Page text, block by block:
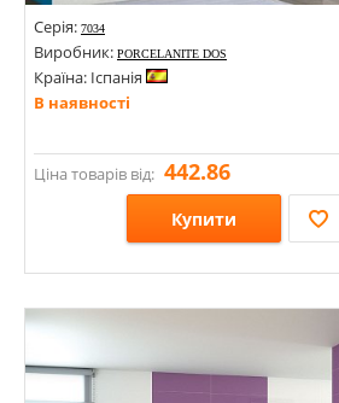
Серія: 7034
Виробник: PORCELANITE DOS
Країна: Іспанія
В наявності
Ціна товарів від: 442.86
Купити
Розміри: 250х750;
Стилі: З колами, у горошок; Моноколор;